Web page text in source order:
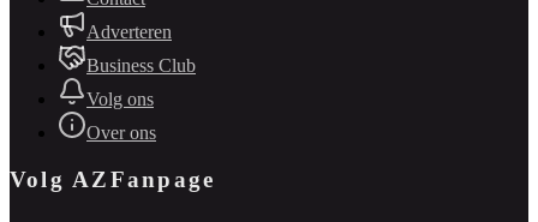
Adverteren
Business Club
Volg ons
Over ons
Volg AZFanpage